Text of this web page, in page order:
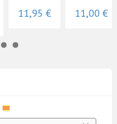
11,95 € 11,00 €